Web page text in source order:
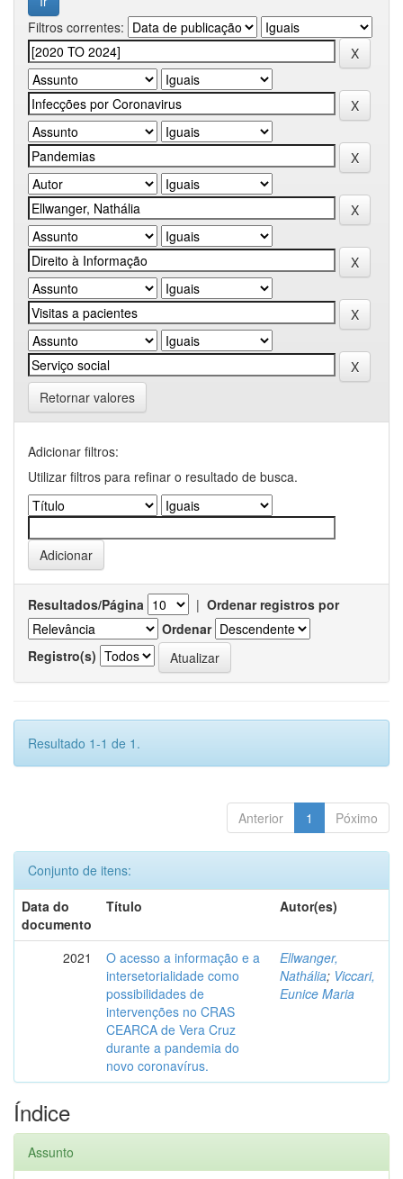
Filtros correntes:
Retornar valores
Adicionar filtros:
Utilizar filtros para refinar o resultado de busca.
Resultados/Página | Ordenar registros por
Ordenar
Registro(s)
Resultado 1-1 de 1.
Anterior 1 Póximo
Conjunto de itens:
Data do
documento
Título Autor(es)
2021
O acesso a informação e a
intersetorialidade como
possibilidades de
intervenções no CRAS
CEARCA de Vera Cruz
durante a pandemia do
novo coronavírus.
Ellwanger,
Nathália; Viccari,
Eunice Maria
Índice
Assunto